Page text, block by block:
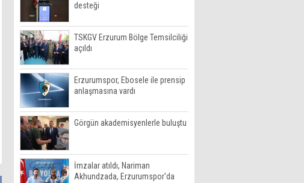
desteği
TSKGV Erzurum Bölge Temsilciliği
açıldı
Erzurumspor, Ebosele ile prensip
anlaşmasına vardı
Görgün akademisyenlerle buluştu
İmzalar atıldı, Nariman
Akhundzada, Erzurumspor'da